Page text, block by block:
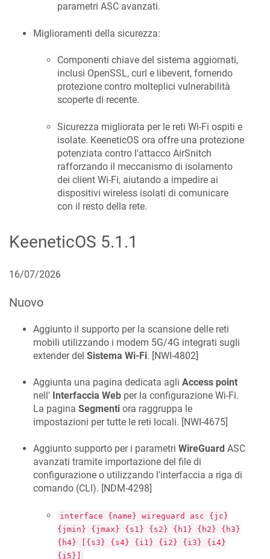
parametri ASC avanzati.
Miglioramenti della sicurezza:
Componenti chiave del sistema aggiornati,
inclusi OpenSSL, curl e libevent, fornendo
protezione contro molteplici vulnerabilità
scoperte di recente.
Sicurezza migliorata per le reti Wi-Fi ospiti e
isolate. KeeneticOS ora offre una protezione
potenziata contro l'attacco AirSnitch
rafforzando il meccanismo di isolamento
dei client Wi-Fi, aiutando a impedire ai
dispositivi wireless isolati di comunicare
con il resto della rete.
KeeneticOS 5.1.1
16/07/2026
Nuovo
Aggiunto il supporto per la scansione delle reti
mobili utilizzando i modem 5G/4G integrati sugli
extender del Sistema Wi-Fi. [NWI-4802]
Aggiunta una pagina dedicata agli Access point
nell' Interfaccia Web per la configurazione Wi-Fi.
La pagina Segmenti ora raggruppa le
impostazioni per tutte le reti locali. [NWI-4675]
Aggiunto supporto per i parametri WireGuard ASC
avanzati tramite importazione del file di
configurazione o utilizzando l'interfaccia a riga di
comando (CLI). [NDM-4298]
interface {name} wireguard asc {jc}
{jmin} {jmax} {s1} {s2} {h1} {h2} {h3}
{h4} [{s3} {s4} {i1} {i2} {i3} {i4}
{i5}]